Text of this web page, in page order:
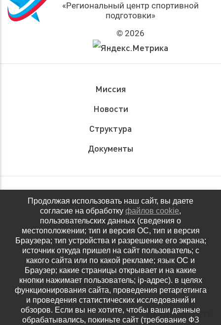
«Региональный центр спортивной
подготовки»
© 2026
Миссия
Новости
Структура
Документы
Обращения граждан
Антидопинговое обеспечение
Контакты
Политика конфиденциальности
НАШИ СОЦ.СЕТИ
Продолжая использовать наш сайт, вы даете
согласие на обработку файлов cookie,
пользовательских данных (сведения о
местоположении; тип и версия ОС, тип и версия
Браузера; тип устройства и разрешение его экрана;
источник откуда пришел на сайт пользователь; с
какого сайта или по какой рекламе; язык ОС и
Браузер; какие страницы открывает и на какие
кнопки нажимает пользователь; ip-адрес). в целях
функционирования сайта, проведения ретаргетинга
и проведения статистических исследований и
обзоров. Если вы не хотите, чтобы ваши данные
обрабатывались, покиньте сайт (требование ФЗ